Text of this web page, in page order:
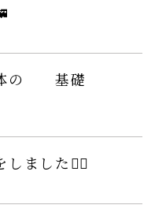
の 基礎
ました💁‍♀️